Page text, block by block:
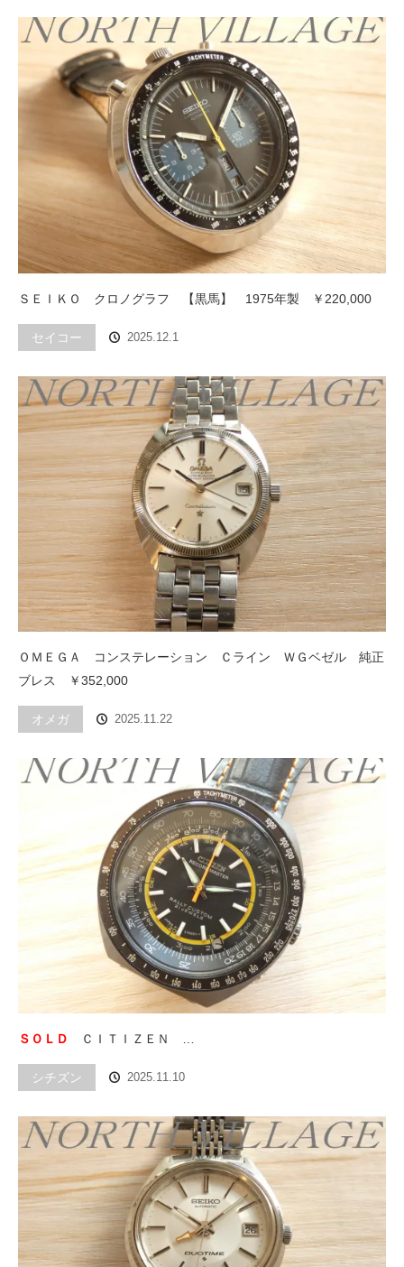
ＳＥＩＫＯ クロノグラフ 【黒馬】 1975年製 ￥220,000
セイコー 2025.12.1
ＯＭＥＧＡ コンステレーション Ｃライン ＷＧベゼル 純正
ブレス ￥352,000
オメガ 2025.11.22
ＳＯＬＤ ＣＩＴＩＺＥＮ …
シチズン 2025.11.10